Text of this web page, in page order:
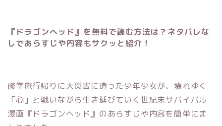
『ドラゴンヘッド』を無料で読む方法は？ネタバレな
しであらすじや内容もサクッと紹介！
修学旅行帰りに大災害に遭った少年少女が、壊れゆく
「心」と戦いながら生き延びていく世紀末サバイバル
漫画『ドラゴンヘッド』のあらすじや内容を簡単にま